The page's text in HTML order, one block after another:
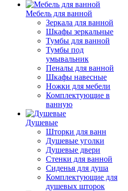
Мебель для ванной
Зеркала для ванной
Шкафы зеркальные
Тумбы для ванной
Тумбы под
умывальник
Пеналы для ванной
Шкафы навесные
Ножки для мебели
Комплектующие в
ванную
Душевые
Шторки для ванн
Душевые уголки
Душевые двери
Стенки для ванной
Сиденья для душа
Комплектующие для
душевых шторок